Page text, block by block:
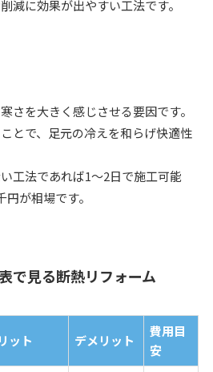
減に効果が出やすい工法です。
さを大きく感じさせる要因です。
とで、足元の冷えを和らげ快適性
工法であれば1〜2日で施工可能
が相場です。
で見る断熱リフォーム
ット デメリット
費用目
安